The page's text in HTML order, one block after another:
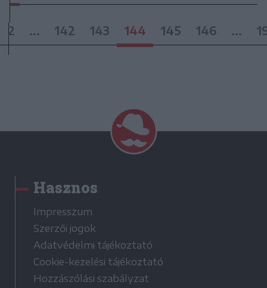
2 ... 142 143 144 145 146 ...
Hasznos
Impresszum
Szerzői jogok
Adatvédelmi tájékoztató
Cookie-kezelési tájékoztató
Hozzászólási szabályzat